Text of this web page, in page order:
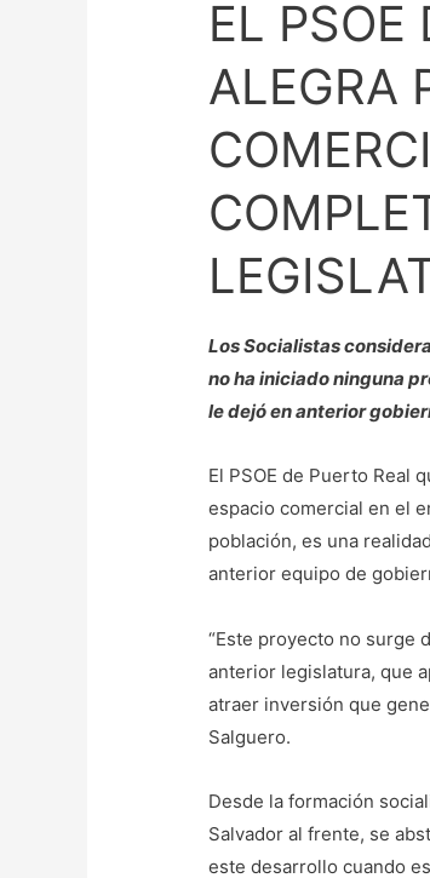
EL PSOE
ALEGRA
Los Socialistas
no ha iniciado ninguna
le dejó en anterior
El PSOE de Puerto Real
espacio comercial en el
población, es una
anterior equipo de
“Este proyecto no surge
anterior legislatura, que
atraer inversión que
Salguero.
Desde la formación
Salvador al frente, se
este desarrollo cuando
EN
LA
ANTERIOR
LEGISLATURA